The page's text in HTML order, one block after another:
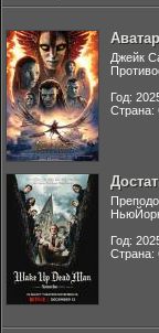
Джейк
Год:
Год: